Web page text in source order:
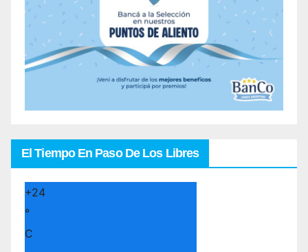
El Tiempo En Paso De Los Libres
+24
°
C